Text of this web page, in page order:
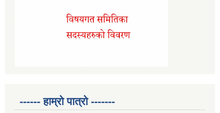
------ हाम्रो पात्रो -------